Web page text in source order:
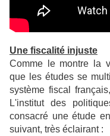
Une fiscalité injuste
Comme le montre la
que les études se
système fiscal
L'institut des
consacré une étude
suivant, très éclairant :